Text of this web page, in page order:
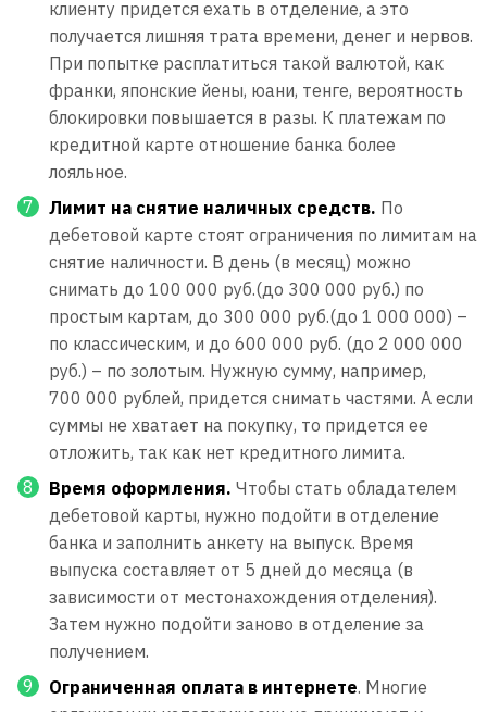
клиенту придется ехать в отделение, а это
получается лишняя трата времени, денег и нервов.
При попытке расплатиться такой валютой, как
франки, японские йены, юани, тенге, вероятность
блокировки повышается в разы. К платежам по
кредитной карте отношение банка более
лояльное.
Лимит на снятие наличных средств. По
дебетовой карте стоят ограничения по лимитам на
снятие наличности. В день (в месяц) можно
снимать до 100 000 руб.(до 300 000 руб.) по
простым картам, до 300 000 руб.(до 1 000 000) –
по классическим, и до 600 000 руб. (до 2 000 000
руб.) – по золотым. Нужную сумму, например,
700 000 рублей, придется снимать частями. А если
суммы не хватает на покупку, то придется ее
отложить, так как нет кредитного лимита.
Время оформления. Чтобы стать обладателем
дебетовой карты, нужно подойти в отделение
банка и заполнить анкету на выпуск. Время
выпуска составляет от 5 дней до месяца (в
зависимости от местонахождения отделения).
Затем нужно подойти заново в отделение за
получением.
Ограниченная оплата в интернете. Многие